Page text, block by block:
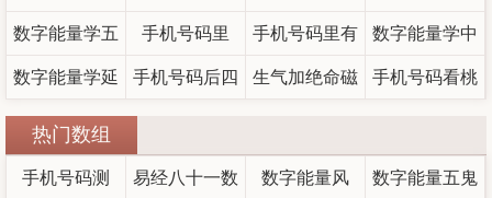
评：女性手机
号为何要避开
13与19
理完整版详解
数字背后的吉
水，豹子号迷
思
数字18和81
数字能量学五
鬼能量高的人
手机号码里
的“天医延年”磁
场组合，为什
么有人发财有
手机号码里有
这组数字，小
招桃花陷阱！
数字能量学中
的“天医”磁场到
数字能量学延
年磁场是什么
意思？延年磁
手机号码后四
位吉利数对照
大全：这些尾
生气加绝命磁
朋友缘深但易
手机号码看桃
象？数字能量
热门数组
手机号码测 易经八十一数 数字能量风 数字能量五鬼